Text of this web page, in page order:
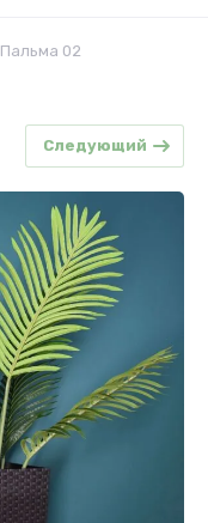
Пальма 02
Следующий